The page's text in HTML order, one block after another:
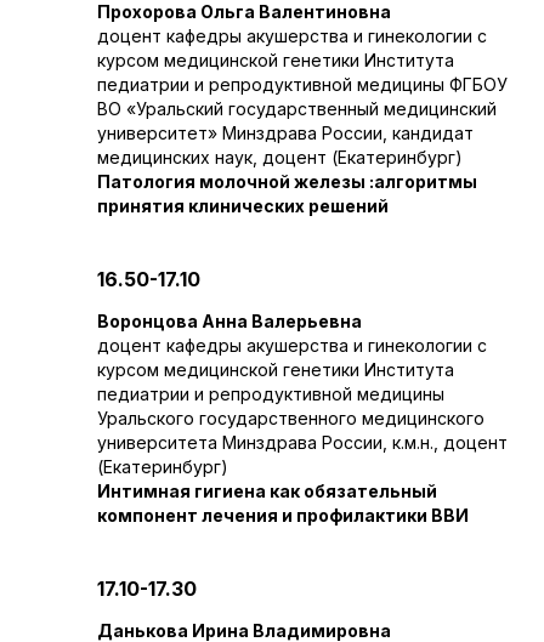
Прохорова Ольга Валентиновна
доцент кафедры акушерства и гинекологии с
курсом медицинской генетики Института
педиатрии и репродуктивной медицины ФГБОУ
ВО «Уральский государственный медицинский
университет» Минздрава России, кандидат
медицинских наук, доцент (Екатеринбург)
Патология молочной железы :алгоритмы
принятия клинических решений
16.50-17.10
Воронцова Анна Валерьевна
доцент кафедры акушерства и гинекологии с
курсом медицинской генетики Института
педиатрии и репродуктивной медицины
Уральского государственного медицинского
университета Минздрава России, к.м.н., доцент
(Екатеринбург)
Интимная гигиена как обязательный
компонент лечения и профилактики ВВИ
17.10-17.30
Данькова Ирина Владимировна